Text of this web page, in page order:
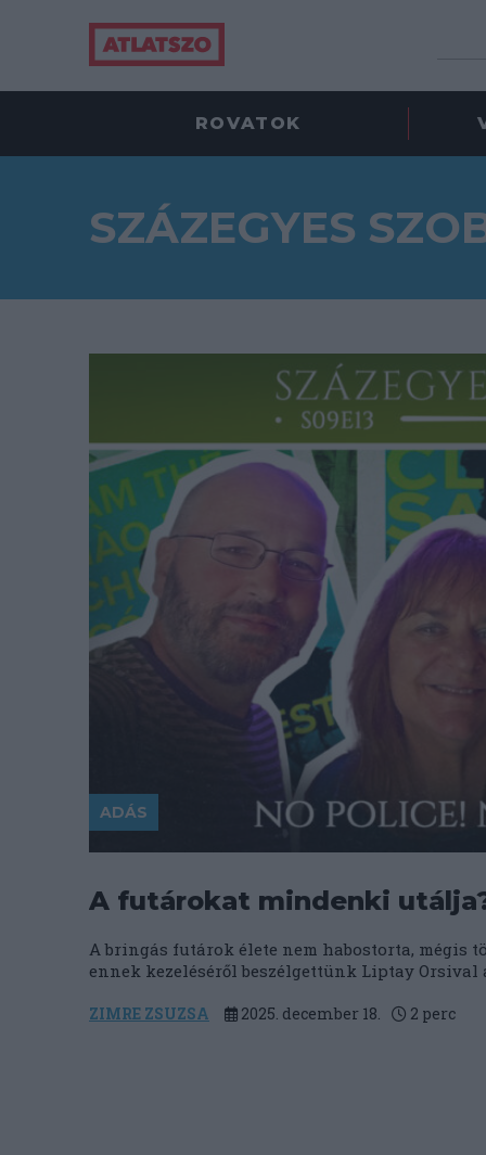
ROVATOK
SZÁZEGYES
ADÁS
A futárokat mindenki
A bringás futárok élete nem habostorta, mégis
ennek kezeléséről beszélgettünk Liptay Orsival
ZIMRE ZSUZSA 2025. december 18. 2 perc